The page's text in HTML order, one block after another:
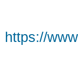
https://